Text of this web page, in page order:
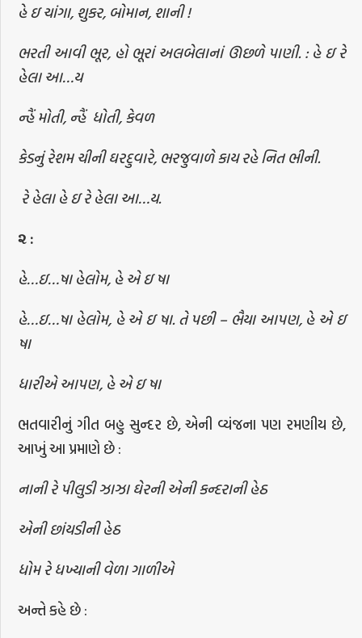
હે ઇ ચાંગા, શુકર, બોમાન, શાની !
ભરતી આવી ભૂર, હો ભૂરાં અલબેલાનાં ઊછળે પાણી. : હે ઇ રે
હેલા આ…ય
ન્હૈં મોતી, ન્હૈં ધોતી, કેવળ
કેડનું રેશમ ચીની ઘરદુવારે, ભરજુવાળે કાય રહે નિત ભીની.
રે હેલા હે ઇ રે હેલા આ…ય.
૨ :
હે…ઇ…ષા હેલોમ, હે એ ઇ ષા
હે…ઇ…ષા હેલોમ, હે એ ઇ ષા. તે પછી – ભૈયા આપણ, હે એ ઇ
ષા
ધારીએ આપણ, હે એ ઇ ષા
ભતવારીનું ગીત બહુ સુન્દર છે, એની વ્યંજના પણ રમણીય છે,
આખું આ પ્રમાણે છે :
નાની રે પીલુડી ઝાઝા ઘેરની એની કન્દરાની હેઠ
એની છાંયડીની હેઠ
ધોમ રે ધખ્યાની વેળા ગાળીએ
અન્તે કહે છે :